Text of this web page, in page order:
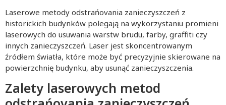
Laserowe metody odstrańovania zanieczyszczeń z
historickich budynków polegają na wykorzystaniu promieni
laserowych do usuwania warstw brudu, farby, graffiti czy
innych zanieczyszczeń. Laser jest skoncentrowanym
źródłem światła, które może być precyzyjnie skierowane na
powierzchnię budynku, aby usunąć zanieczyszczenia.
Zalety laserowych metod